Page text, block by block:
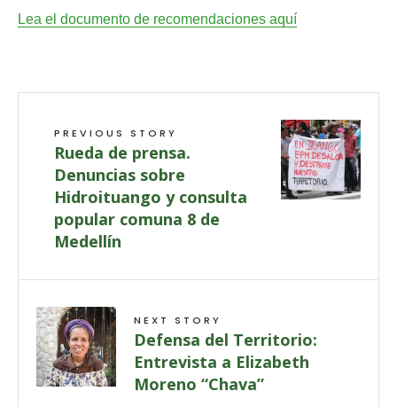
Lea el documento de recomendaciones aquí
PREVIOUS STORY
Rueda de prensa.
Denuncias sobre
Hidroituango y consulta
popular comuna 8 de
Medellín
NEXT STORY
Defensa del Territorio:
Entrevista a Elizabeth
Moreno “Chava”